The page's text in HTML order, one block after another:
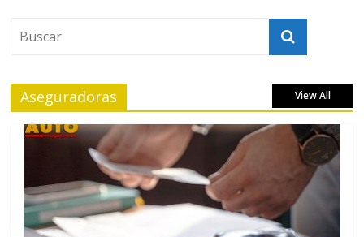
Aseguradoras View All